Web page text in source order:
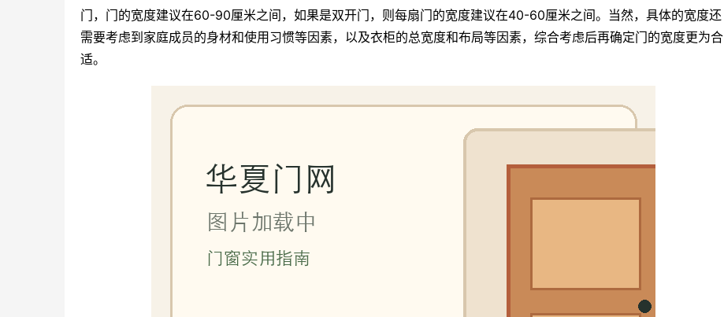
门，门的宽度建议在60-90厘米之间，如果是双开门，则每扇门的宽度建议在40-60厘米之间。当然，具体的宽度还
需要考虑到家庭成员的身材和使用习惯等因素，以及衣柜的总宽度和布局等因素，综合考虑后再确定门的宽度更为合
适。